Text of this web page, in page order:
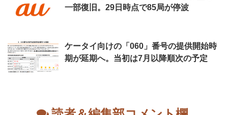
一部復旧。29日時点で85局が停波
ケータイ向けの「060」番号の提供開始時
期が延期へ。当初は7月以降順次の予定